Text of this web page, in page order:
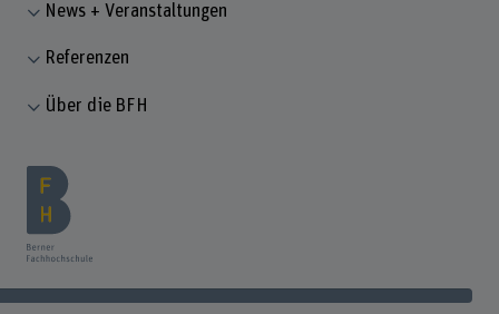
News + Veranstaltungen
Referenzen
Über die BFH